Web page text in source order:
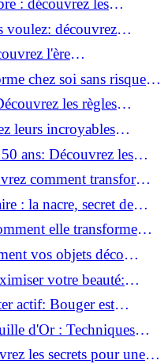
: découvrez les
!
voulez: découvrez
l'ère
verte!
chez soi sans risque
conseils sûrs!
les règles
leurs incroyables
ans: Découvrez les
comment transformer
: la nacre, secret de
elle transforme
vos objets déco
votre beauté:
actif: Bouger est
d'Or : Techniques
les secrets pour une